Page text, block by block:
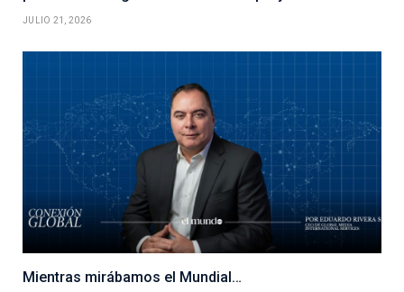
JULIO 21, 2026
Mientras mirábamos el Mundial…